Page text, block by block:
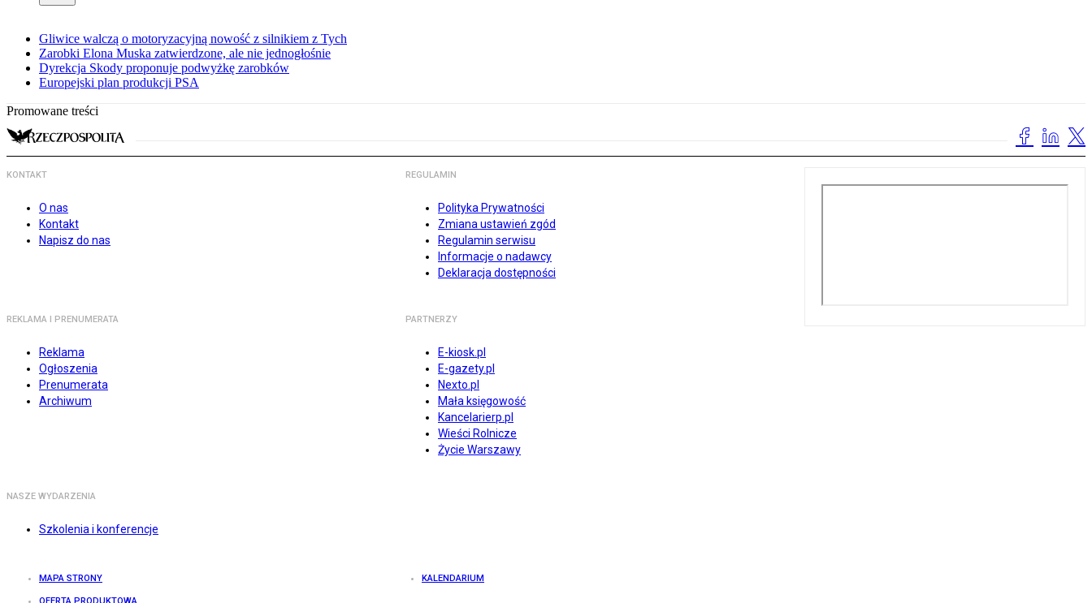
Gliwice walczą o motoryzacyjną nowość z silnikiem z Tych
Zarobki Elona Muska zatwierdzone, ale nie jednogłośnie
Dyrekcja Skody proponuje podwyżkę zarobków
Europejski plan produkcji PSA
Promowane treści
KONTAKT
O nas
Kontakt
Napisz do nas
REGULAMIN
Polityka Prywatności
Zmiana ustawień zgód
Regulamin serwisu
Informacje o nadawcy
Deklaracja dostępności
REKLAMA I PRENUMERATA
Reklama
Ogłoszenia
Prenumerata
Archiwum
PARTNERZY
E-kiosk.pl
E-gazety.pl
Nexto.pl
Mała księgowość
Kancelarierp.pl
Wieści Rolnicze
Życie Warszawy
NASZE WYDARZENIA
Szkolenia i konferencje
MAPA STRONY KALENDARIUM